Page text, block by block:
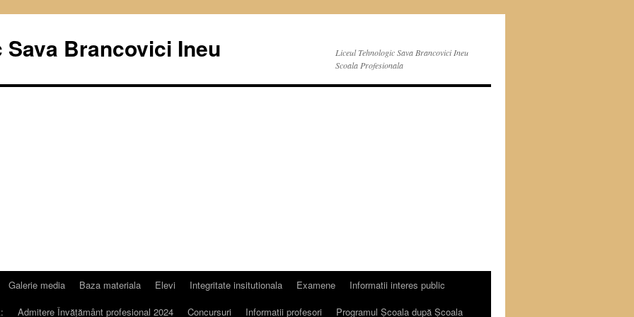
Brancovici Ineu
Liceul Tehnologic Sava Brancovici Ineu
Scoala Profesionala
Galerie media Baza materiala Elevi Integritate insitutionala Examene
Informatii interes public
Admitere Învățământ profesional 2024 Concursuri Informatii profesori
Programul Școala după Școala